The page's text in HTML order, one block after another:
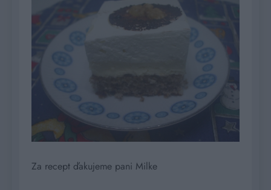
Za recept ďakujeme pani Milke